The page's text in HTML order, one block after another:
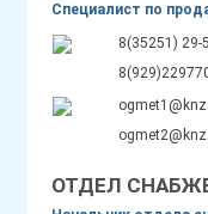
Специалист по
8(35251) 29-
ОТДЕЛ